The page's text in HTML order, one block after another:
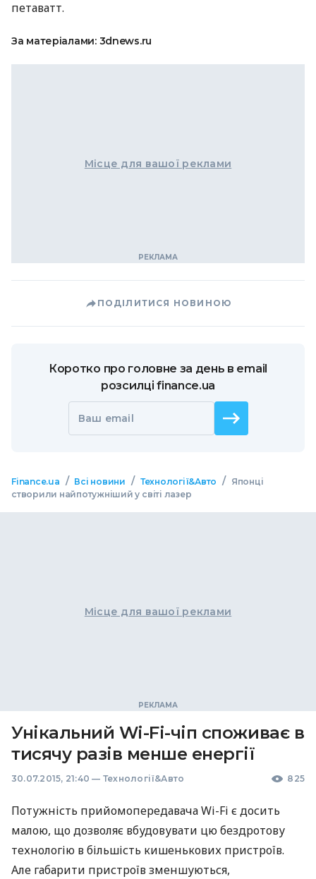
петаватт.
За матеріалами: 3dnews.ru
Місце для вашої реклами
ПОДІЛИТИСЯ НОВИНОЮ
Коротко про головне за день в email
розсилці finance.ua
Ваш email
Finance.ua / Всі новини / Технології&Авто /
Японці
створили найпотужніший у світі лазер
Місце для вашої реклами
Унікальний Wi-Fi-чіп споживає в
тисячу разів менше енергії
30.07.2015, 21:40 — Технології&Авто 825
Потужність прийомопередавача Wi-Fi є досить
малою, що дозволяє вбудовувати цю бездротову
технологію в більшість кишенькових пристроїв.
Але габарити пристроїв зменшуються,